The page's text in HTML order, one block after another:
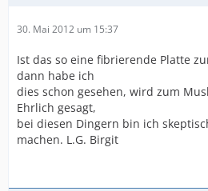
30. Mai 2012 um 15:37
Ist das so eine fibrierende Platte
dann habe ich
dies schon gesehen, wird zum
Ehrlich gesagt,
bei diesen Dingern bin ich
machen. L.G. Birgit